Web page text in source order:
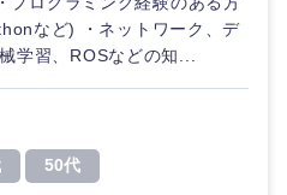
など) ・ネットワーク、デ
学習、ROSなどの知...
50代